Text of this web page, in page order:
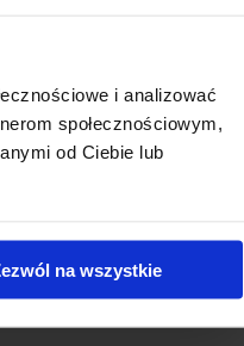
i analizować
społecznościowym,
od Ciebie lub
na wszystkie
wodę